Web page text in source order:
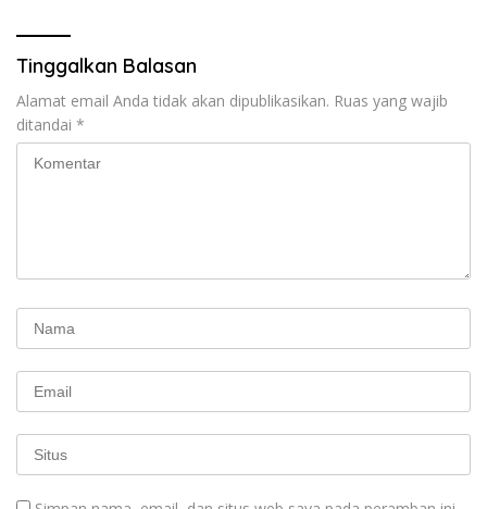
Tinggalkan Balasan
Alamat email Anda tidak akan dipublikasikan. Ruas yang wajib
ditandai *